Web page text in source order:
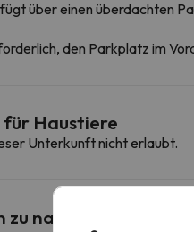
über einen überdachten
den Parkplatz im
Haustiere
Unterkunft nicht erlaubt.
nahe gelegenen